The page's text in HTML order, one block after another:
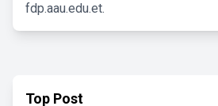
fdp.aau.edu.et.
Top Post